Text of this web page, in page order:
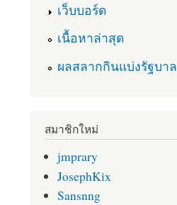
เว็บบอร์ด
เนื้อหาล่าสุด
ผลสลากกินแบ่งรัฐบาล
สมาชิกใหม่
jmprary
JosephKix
Sansnng